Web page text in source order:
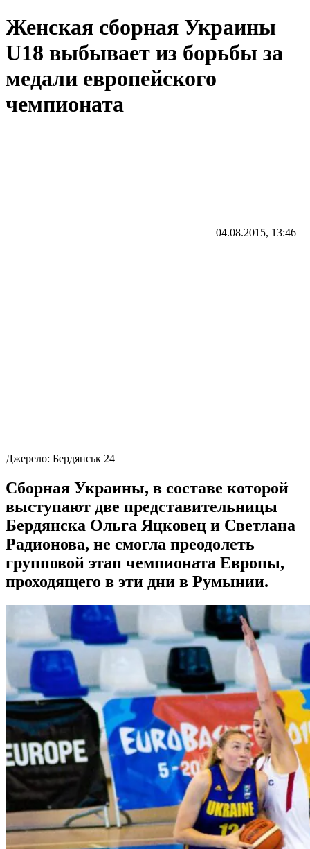
Женская сборная Украины
U18 выбывает из борьбы за
медали европейского
чемпионата
04.08.2015, 13:46
Джерело: Бердянськ 24
Сборная Украины, в составе которой
выступают две представительницы
Бердянска Ольга Яцковец и Светлана
Радионова, не смогла преодолеть
групповой этап чемпионата Европы,
проходящего в эти дни в Румынии.